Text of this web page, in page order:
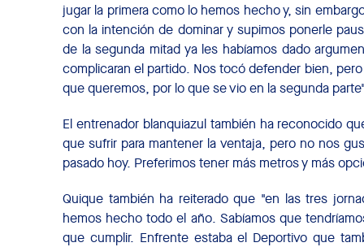
jugar la primera como lo hemos hecho y, sin
con la intención de dominar y supimos ponerle
de la segunda mitad ya les habíamos dado
complicaran el partido. Nos tocó defender bien,
que queremos, por lo que se vio en la segunda
El entrenador blanquiazul también ha reconocido
que sufrir para mantener la ventaja, pero no nos
pasado hoy. Preferimos tener más metros y más
Quique también ha reiterado que "en las tres
hemos hecho todo el año. Sabíamos que
que cumplir. Enfrente estaba el Deportivo que